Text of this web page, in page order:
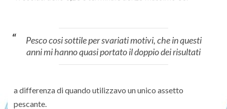
Pesco cosi sottile per svariati motivi, che in questi
anni mi hanno quasi portato il doppio dei risultati
a differenza di quando utilizzavo un unico assetto
pescante.